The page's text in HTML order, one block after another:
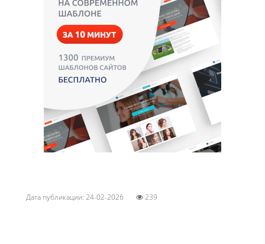
Дата публикации: 24-02-2026 239